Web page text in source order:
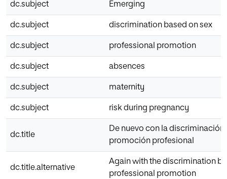
dc.subject Emerging
dc.subject discrimination based on sex
dc.subject professional promotion
dc.subject absences
dc.subject maternity
dc.subject risk during pregnancy
dc.title
De nuevo con la discriminación
promoción profesional
dc.title.alternative
Again with the discrimination
professional promotion